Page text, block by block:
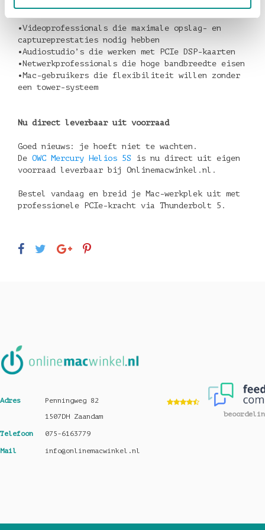
•Videoprofessionals die maximale opslag- en
captureprestaties nodig hebben
•Audiostudio’s die werken met PCIe DSP-kaarten
•Netwerkprofessionals die hoge bandbreedte eisen
•Mac-gebruikers die flexibiliteit willen zonder
een tower-systeem
Nu direct leverbaar uit voorraad
Goed nieuws: je hoeft niet te wachten.
De OWC Mercury Helios 5S is nu direct uit eigen
voorraad leverbaar bij Onlinemacwinkel.nl.
Bestel vandaag en breid je Mac-werkplek uit met
professionele PCIe-kracht via Thunderbolt 5.
Adres
Penningweg 82
1507DH Zaandam
Telefoon 075-6163779
Mail info@onlinemacwinkel.nl